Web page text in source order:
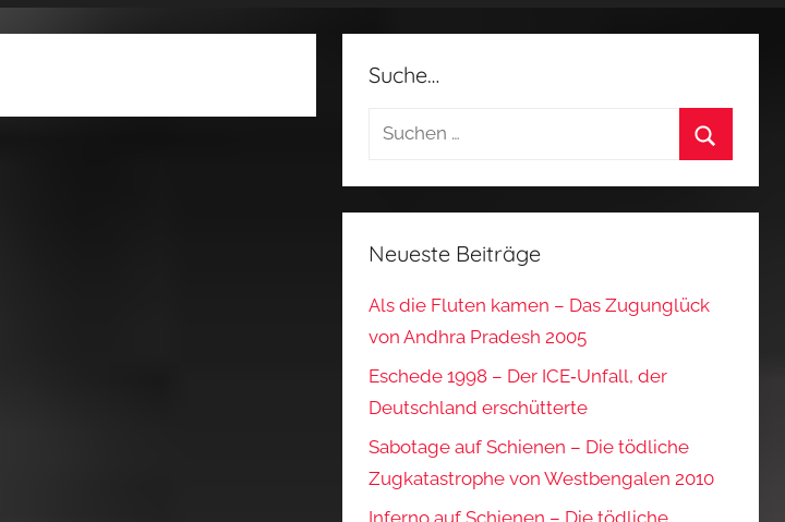
Suche…
Suchen
Neueste Beiträge
Als die Fluten kamen – Das Zugunglück
von Andhra Pradesh 2005
Eschede 1998 – Der ICE‑Unfall, der
Deutschland erschütterte
Sabotage auf Schienen – Die tödliche
Zugkatastrophe von Westbengalen 2010
Inferno auf Schienen – Die tödliche